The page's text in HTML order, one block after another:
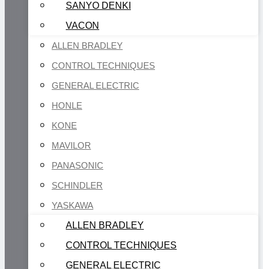
SANYO DENKI
VACON
ALLEN BRADLEY
CONTROL TECHNIQUES
GENERAL ELECTRIC
HONLE
KONE
MAVILOR
PANASONIC
SCHINDLER
YASKAWA
ALLEN BRADLEY
CONTROL TECHNIQUES
GENERAL ELECTRIC